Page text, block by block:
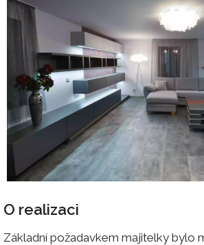
O realizaci
Základní požadavkem majitelky bylo